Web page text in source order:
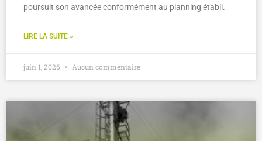
poursuit son avancée conformément au planning établi.
LIRE LA SUITE »
juin 1, 2026 Aucun commentaire